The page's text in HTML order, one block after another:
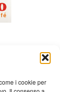
i cookie per